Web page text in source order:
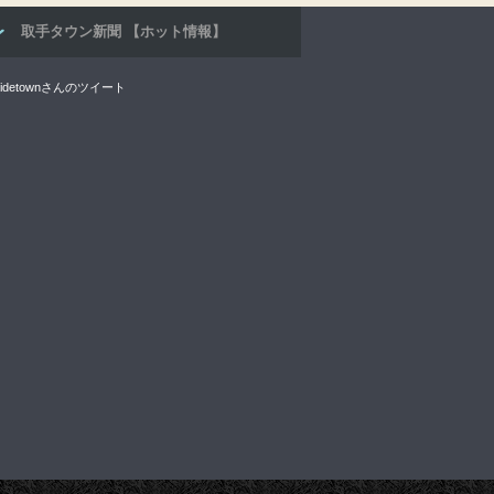
取手タウン新聞 【ホット情報】
さんのツイート